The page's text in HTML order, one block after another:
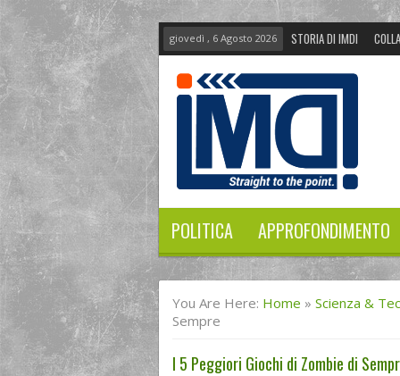
giovedì , 6 Agosto 2026 STORIA DI IMDI
POLITICA APPROFONDIMENTO
You Are Here: Home » Scienza &
Sempre
I 5 Peggiori Giochi di Zombie di